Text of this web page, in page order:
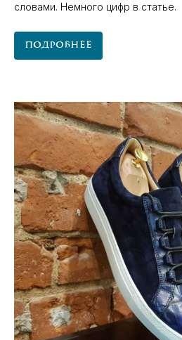
словами. Немного цифр в статье.
Подробнее